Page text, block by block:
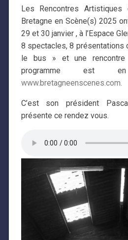
Les Rencontres Artistiques
Bretagne en Scène(s) 2025
29 et 30 janvier , à l’Espace
8 spectacles, 8 présentations
le bus » et une rencontre
programme est
www.bretagneenscenes.com.
C’est son président
présente ce rendez vous.